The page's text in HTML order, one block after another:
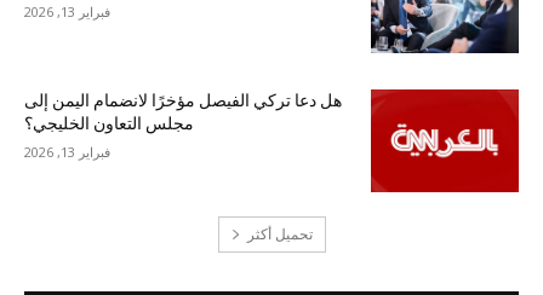
فبراير 13, 2026
هل دعا تركي الفيصل مؤخرًا لانضمام اليمن إلى
مجلس التعاون الخليجي؟
فبراير 13, 2026
تحميل أكثر